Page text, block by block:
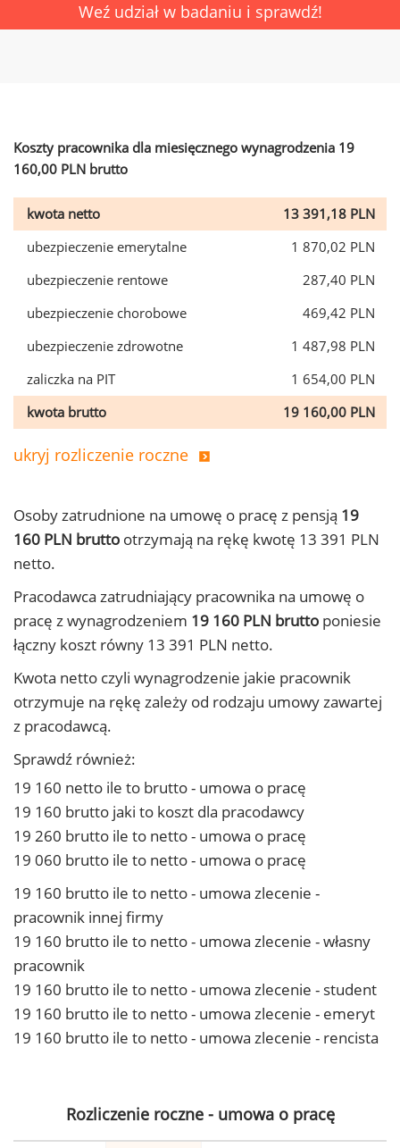
Weź udział w badaniu i sprawdź!
Koszty pracownika dla miesięcznego wynagrodzenia 19
160,00 PLN brutto
kwota netto
13 391,18 PLN
ubezpieczenie emerytalne
1 870,02 PLN
ubezpieczenie rentowe
287,40 PLN
ubezpieczenie chorobowe
469,42 PLN
ubezpieczenie zdrowotne
1 487,98 PLN
zaliczka na PIT
1 654,00 PLN
kwota brutto
19 160,00 PLN
ukryj rozliczenie roczne
Osoby zatrudnione na umowę o pracę z pensją 19
160 PLN brutto otrzymają na rękę kwotę 13 391 PLN
netto.
Pracodawca zatrudniający pracownika na umowę o
pracę z wynagrodzeniem 19 160 PLN brutto poniesie
łączny koszt równy 13 391 PLN netto.
Kwota netto czyli wynagrodzenie jakie pracownik
otrzymuje na rękę zależy od rodzaju umowy zawartej
z pracodawcą.
Sprawdź również:
19 160 netto ile to brutto - umowa o pracę
19 160 brutto jaki to koszt dla pracodawcy
19 260 brutto ile to netto - umowa o pracę
19 060 brutto ile to netto - umowa o pracę
19 160 brutto ile to netto - umowa zlecenie -
pracownik innej firmy
19 160 brutto ile to netto - umowa zlecenie - własny
pracownik
19 160 brutto ile to netto - umowa zlecenie - student
19 160 brutto ile to netto - umowa zlecenie - emeryt
19 160 brutto ile to netto - umowa zlecenie - rencista
Rozliczenie roczne - umowa o pracę